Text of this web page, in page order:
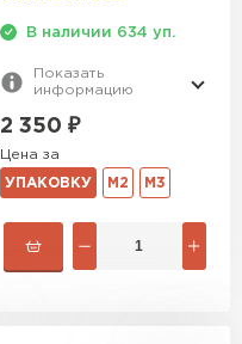
В наличии 634 уп.
Показать
информацию
2 350 ₽
Цена за
УПАКОВКУ М2 М3